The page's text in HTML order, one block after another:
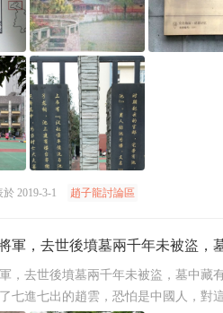
於 2019-3-1 趙子龍討論區
軍，去世後墳墓兩千年未被盜，
墓中藏有一件神兵 原創： 歷史解密坊 歷史解密坊 2018-02-11 南天門上掛鏡子，打一三國人名，答案不復